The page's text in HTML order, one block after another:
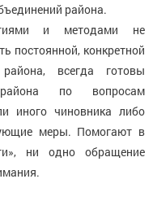
района.
и методами не
постоянной, конкретной
всегда готовы
по вопросам
иного чиновника либо
меры. Помогают в
ни одно обращение